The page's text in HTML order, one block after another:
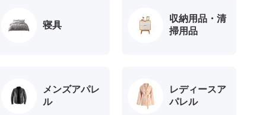
寝具
収納用品・清
掃用品
メンズアパレ
ル
レディースア
パレル